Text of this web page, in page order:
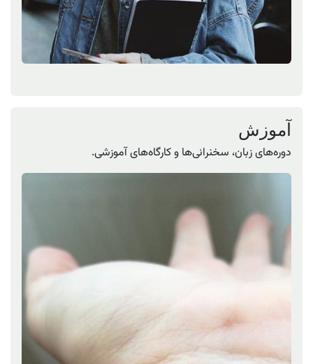
آموزش
دوره‌های زبان، سخنرانی‌ها و کارگاه‌های آموزشی.